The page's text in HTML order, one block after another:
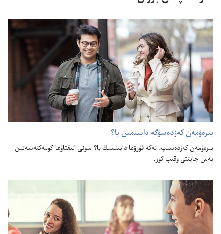
بىرە‌ۋمە‌ن كە‌زدە‌سۋگە دايىنمىن با؟‏
بىرە‌ۋمە‌ن كە‌زدە‌سىپ،‏ نە‌كە قۇ‌رۋعا دايىنسىڭ با؟‏ سونى انىقتاۋعا كومە‌كتە‌سە‌تىن
بە‌س جايتتى وقىپ كور.‏